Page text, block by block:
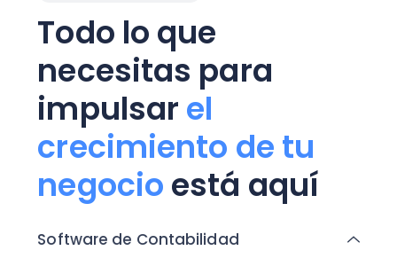
Todo lo que
necesitas para
impulsar el
crecimiento de tu
negocio está aquí
Software de Contabilidad